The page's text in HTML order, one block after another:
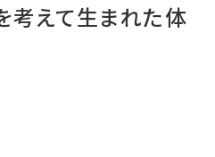
考えて生まれた体